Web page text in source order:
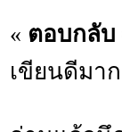
« ตอบกลับ
เขียนดีมา